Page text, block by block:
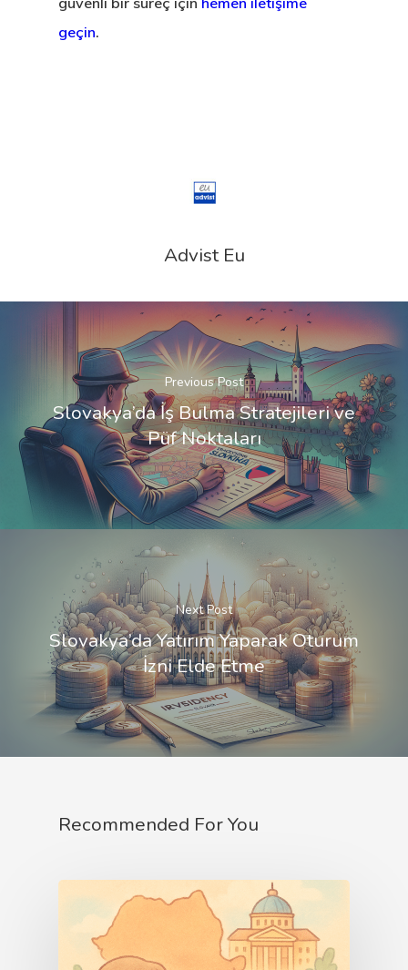
geçin.
Advist Eu
Previous Post
Slovakya’da İş Bulma Stratejileri ve
Püf Noktaları
Next Post
Slovakya’da Yatırım Yaparak Oturum
İzni Elde Etme
Recommended For You